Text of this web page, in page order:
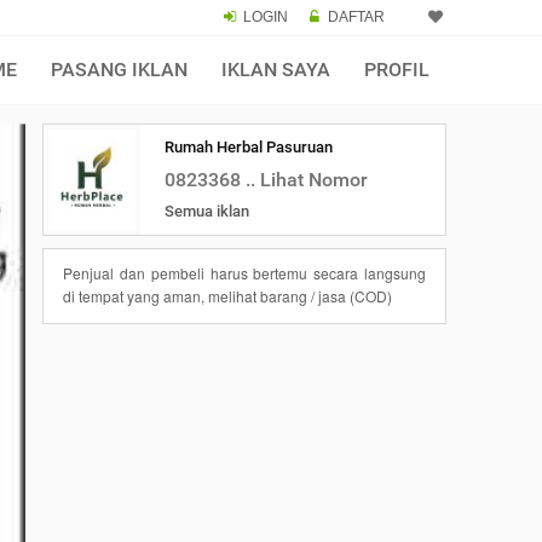
LOGIN DAFTAR
PASANG IKLAN IKLAN SAYA PROFIL
Rumah Herbal Pasuruan
0823368 .. Lihat Nomor
Semua iklan
Penjual dan pembeli harus bertemu secara langsung
di tempat yang aman, melihat barang / jasa (COD)